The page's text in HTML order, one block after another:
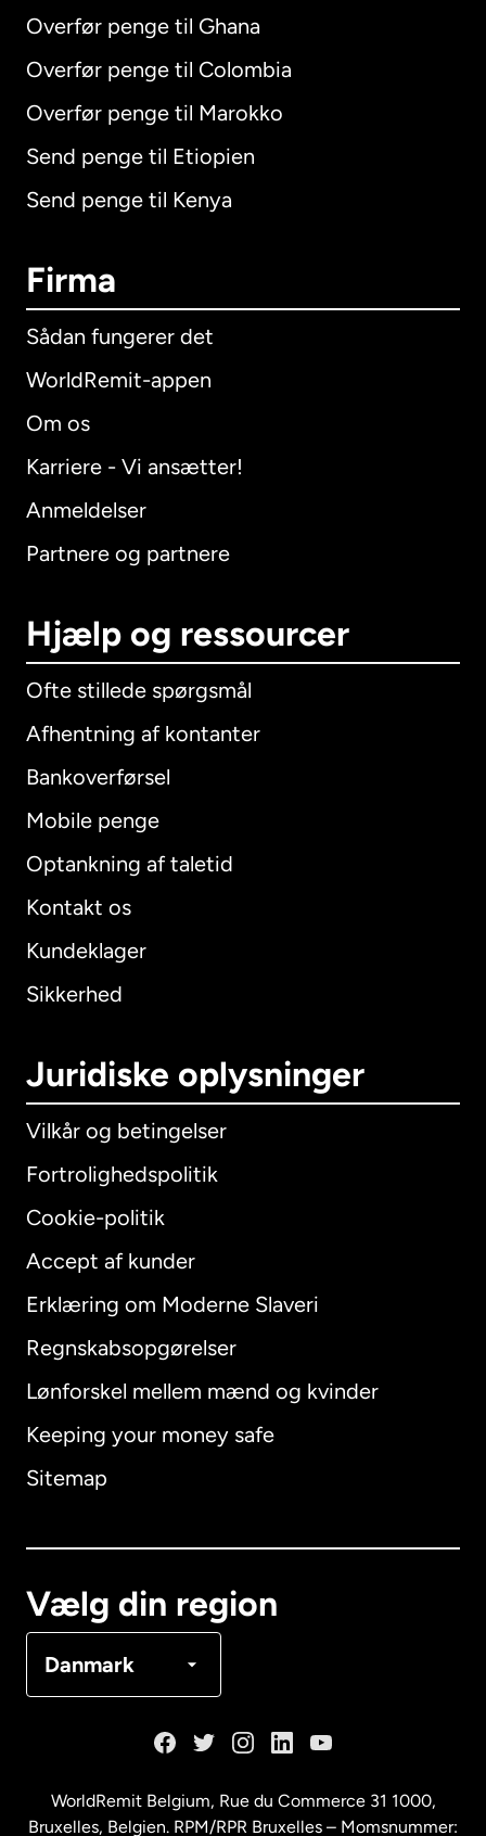
Overfør penge til Ghana
Overfør penge til Colombia
Overfør penge til Marokko
Send penge til Etiopien
Send penge til Kenya
Firma
Sådan fungerer det
WorldRemit-appen
Om os
Karriere - Vi ansætter!
Anmeldelser
Partnere og partnere
Hjælp og ressourcer
Ofte stillede spørgsmål
Afhentning af kontanter
Bankoverførsel
Mobile penge
Optankning af taletid
Kontakt os
Kundeklager
Sikkerhed
Juridiske oplysninger
Vilkår og betingelser
Fortrolighedspolitik
Cookie-politik
Accept af kunder
Erklæring om Moderne Slaveri
Regnskabsopgørelser
Lønforskel mellem mænd og kvinder
Keeping your money safe
Sitemap
Vælg din region
Danmark
International English
Australien
WorldRemit Belgium, Rue du Commerce 31 1000,
Bruxelles, Belgien. RPM/RPR Bruxelles – Momsnummer: